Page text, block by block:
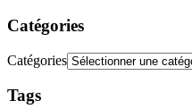
Catégories
Catégories
Tags